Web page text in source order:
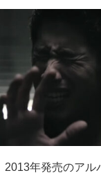
2013年発売のアル